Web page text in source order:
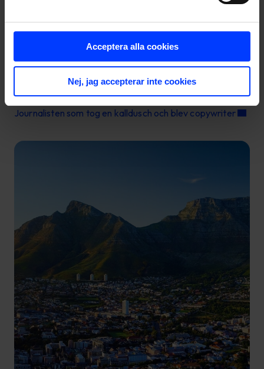
Acceptera alla cookies
Nej, jag accepterar inte cookies
Journalisten som tog en kalldusch och blev copywriter